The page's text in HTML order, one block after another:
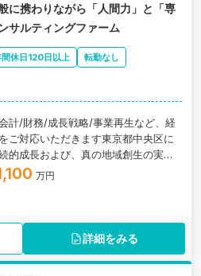
に携わりながら「人間力」と「専
サルティングファーム
間休日120日以上
転勤なし
計/財務/成長戦略/事業再生など、経
ご対応いただきます東京都中央区に
的成長および、真の地域創生の実現
ーム会社の求人です。
万円
詳細をみる